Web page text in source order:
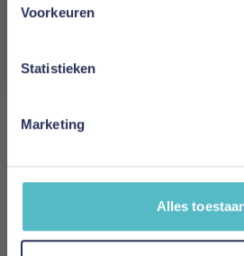
Voorkeuren
Statistieken
Marketing
Alles
U plaatst een review over:
Adore
Uw naam
Review
Review versturen
E-mail